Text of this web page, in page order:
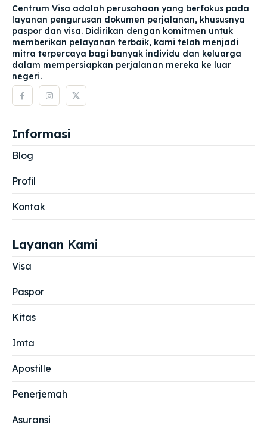
Centrum Visa adalah perusahaan yang berfokus pada
layanan pengurusan dokumen perjalanan, khususnya
paspor dan visa. Didirikan dengan komitmen untuk
memberikan pelayanan terbaik, kami telah menjadi
mitra terpercaya bagi banyak individu dan keluarga
dalam mempersiapkan perjalanan mereka ke luar
negeri.
Informasi
Blog
Profil
Kontak
Layanan Kami
Visa
Paspor
Kitas
Imta
Apostille
Penerjemah
Asuransi